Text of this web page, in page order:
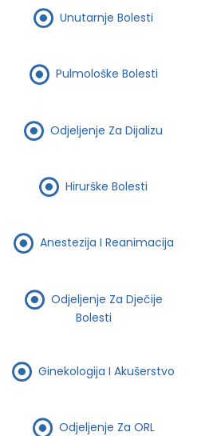
Unutarnje Bolesti
Pulmološke Bolesti
Odjeljenje Za Dijalizu
Hirurške Bolesti
Anestezija I Reanimacija
Odjeljenje Za Dječije
Bolesti
Ginekologija I Akušerstvo
Odjeljenje Za ORL